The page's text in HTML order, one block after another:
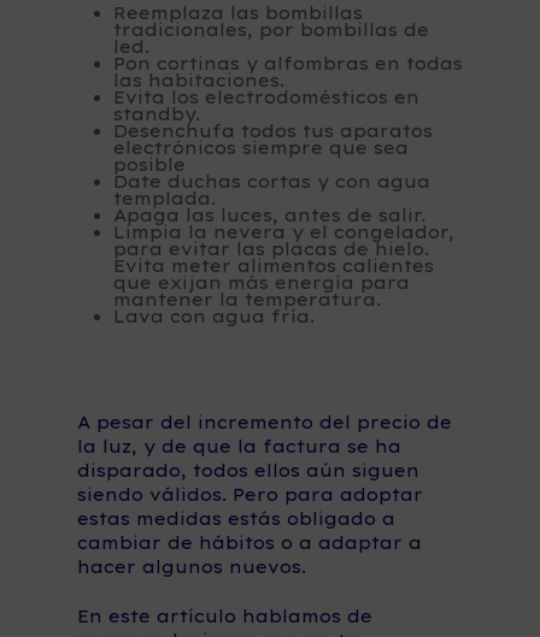
Reemplaza las bombillas
tradicionales, por bombillas de
led.
Pon cortinas y alfombras en todas
las habitaciones.
Evita los electrodomésticos en
standby.
Desenchufa todos tus aparatos
electrónicos siempre que sea
posible
Date duchas cortas y con agua
templada.
Apaga las luces, antes de salir.
Limpia la nevera y el congelador,
para evitar las placas de hielo.
Evita meter alimentos calientes
que exijan más energía para
mantener la temperatura.
Lava con agua fría.
A pesar del incremento del precio de
la luz, y de que la factura se ha
disparado, todos ellos aún siguen
siendo válidos. Pero para adoptar
estas medidas estás obligado a
cambiar de hábitos o a adaptar a
hacer algunos nuevos.
En este artículo hablamos de